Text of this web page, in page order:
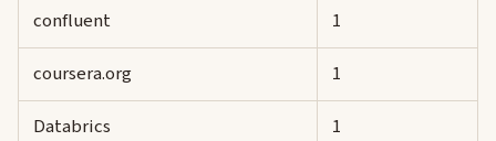
confluent
1
coursera.org
1
Databrics
1